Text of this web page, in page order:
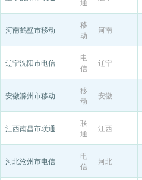
通
河南鹤壁市移动
移
动
河南
辽宁沈阳市电信
电
信
辽宁
安徽滁州市移动
移
动
安徽
江西南昌市联通
联
通
江西
河北沧州市电信
电
信
河北